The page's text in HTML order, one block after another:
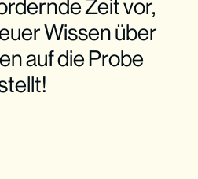
Zeit vor,
Wissen über
auf die Probe